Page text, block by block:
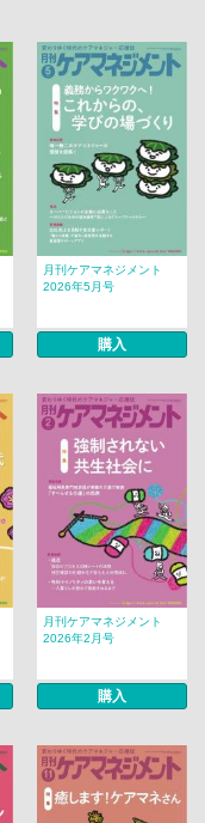
月刊ケアマネジメント
2026年5月号
購入
月刊ケアマネジメント
2026年2月号
購入